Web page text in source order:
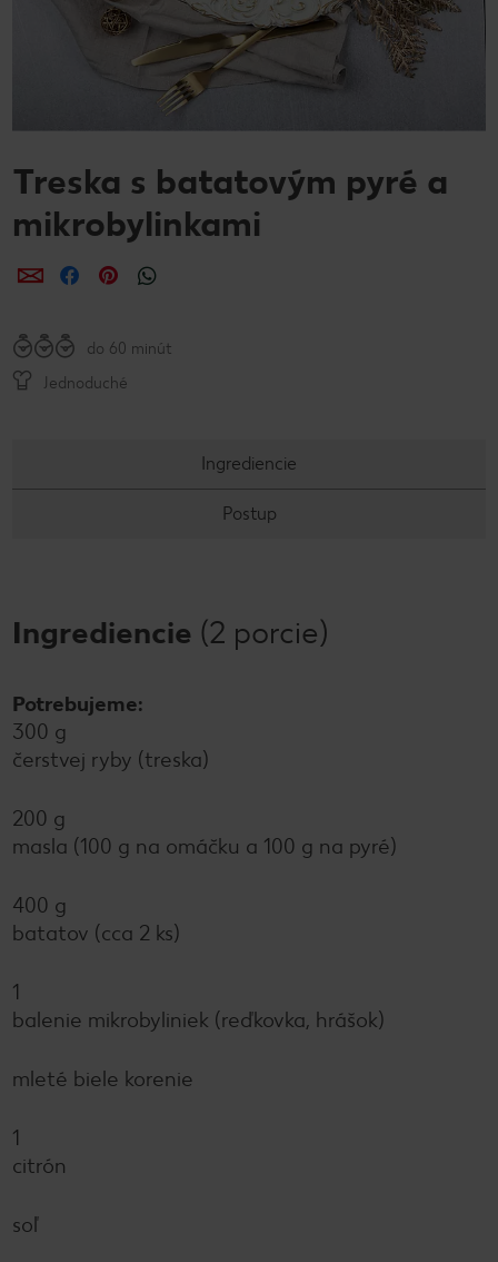
Treska s batatovým pyré a
mikrobylinkami
ZdieľaťZdieľaťZdieľať
do 60 minút
Jednoduché
Ingrediencie
Postup
Ingrediencie (2 porcie)
Potrebujeme:
300 g
čerstvej ryby (treska)
200 g
masla (100 g na omáčku a 100 g na pyré)
400 g
batatov (cca 2 ks)
1
balenie mikrobyliniek (reďkovka, hrášok)
mleté biele korenie
1
citrón
soľ